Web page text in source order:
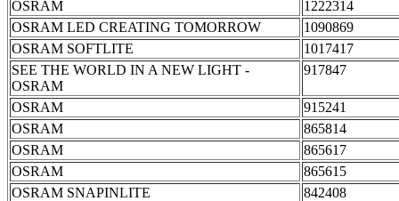
OSRAM
1222314
OSRAM LED CREATING TOMORROW
1090869
OSRAM SOFTLITE
1017417
SEE THE WORLD IN A NEW LIGHT -
OSRAM
917847
OSRAM
915241
OSRAM
865814
OSRAM
865617
OSRAM
865615
OSRAM SNAPINLITE
842408